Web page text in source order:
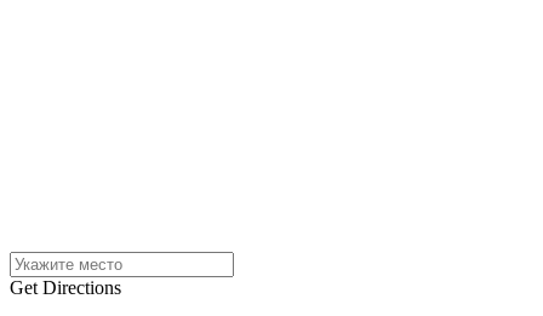
Get Directions